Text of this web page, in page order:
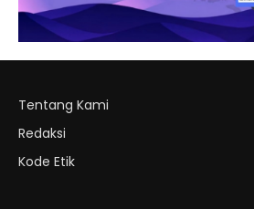
Tentang Kami
Redaksi
Kode Etik